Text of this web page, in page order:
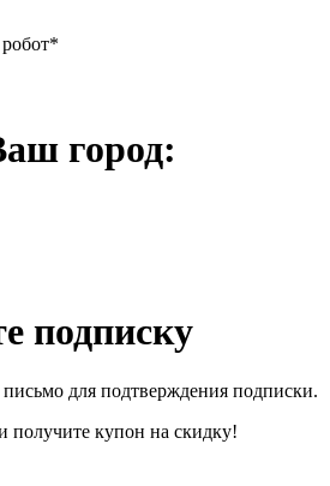
*
город:
подписку
для подтверждения подписки.
получите купон на скидку!